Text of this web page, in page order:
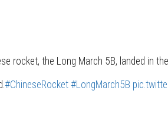
rocket, the Long March 5B, landed in
#ChineseRocket #LongMarch5B